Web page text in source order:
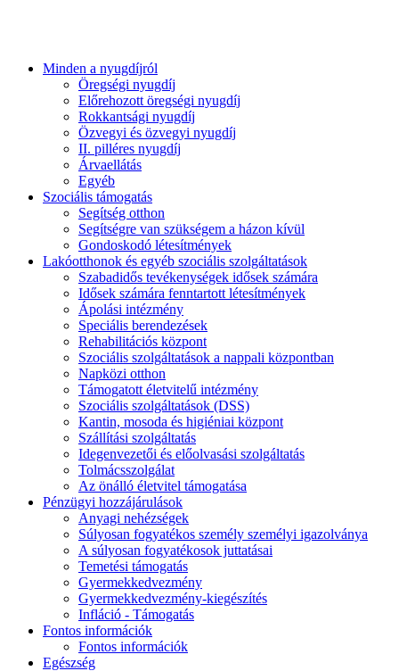
Minden a nyugdíjról
Öregségi nyugdíj
Előrehozott öregségi nyugdíj
Rokkantsági nyugdíj
Özvegyi és özvegyi nyugdíj
II. pilléres nyugdíj
Árvaellátás
Egyéb
Szociális támogatás
Segítség otthon
Segítségre van szükségem a házon kívül
Gondoskodó létesítmények
Lakóotthonok és egyéb szociális szolgáltatások
Szabadidős tevékenységek idősek számára
Idősek számára fenntartott létesítmények
Ápolási intézmény
Speciális berendezések
Rehabilitációs központ
Szociális szolgáltatások a nappali központban
Napközi otthon
Támogatott életvitelű intézmény
Szociális szolgáltatások (DSS)
Kantin, mosoda és higiéniai központ
Szállítási szolgáltatás
Idegenvezetői és előolvasási szolgáltatás
Tolmácsszolgálat
Az önálló életvitel támogatása
Pénzügyi hozzájárulások
Anyagi nehézségek
Súlyosan fogyatékos személy személyi igazolványa
A súlyosan fogyatékosok juttatásai
Temetési támogatás
Gyermekkedvezmény
Gyermekkedvezmény-kiegészítés
Infláció - Támogatás
Fontos információk
Fontos információk
Egészség